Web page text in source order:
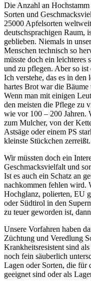
Die Anzahl an
Sorten und
25000 Apfelsorten
deutschsprachigen Raum,
geblieben. Niemals in
Menschen technisch so
müsste doch ein leichteres
und zu pflegen. Aber so ist
Ich verstehe, das es in den
hartes Brot war die
Wenn man mit einigen
den meisten die Pflege zu
wie vor 100 – 200 Jahren.
zum Mulcher, von der
Astsäge oder einem PS
kleinste Stückchen zerreißt.
Wir müssten doch ein
Geschmacksvielfalt und
Ist es auch ein Schatz an
nachkommen fehlen wird.
Hochglanz, polierten, EU
oder Südtirol in den
zu teuer geworden ist,
Unsere Vorfahren haben
Züchtung und Veredlung
Krankheitsresistent sind
noch fein säuberlich
Lagen oder Sorten, die
geeignet sind oder als